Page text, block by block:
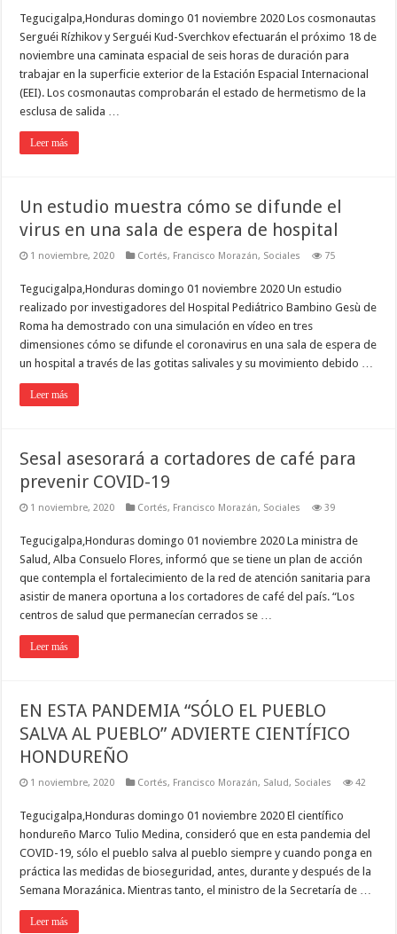
Tegucigalpa,Honduras domingo 01 noviembre 2020 Los cosmonautas
Serguéi Rízhikov y Serguéi Kud-Sverchkov efectuarán el próximo 18 de
noviembre una caminata espacial de seis horas de duración para
trabajar en la superficie exterior de la Estación Espacial Internacional
(EEI). Los cosmonautas comprobarán el estado de hermetismo de la
esclusa de salida …
Leer más
Un estudio muestra cómo se difunde el
virus en una sala de espera de hospital
1 noviembre, 2020 Cortés, Francisco Morazán, Sociales 75
Tegucigalpa,Honduras domingo 01 noviembre 2020 Un estudio
realizado por investigadores del Hospital Pediátrico Bambino Gesù de
Roma ha demostrado con una simulación en vídeo en tres
dimensiones cómo se difunde el coronavirus en una sala de espera de
un hospital a través de las gotitas salivales y su movimiento debido …
Leer más
Sesal asesorará a cortadores de café para
prevenir COVID-19
1 noviembre, 2020 Cortés, Francisco Morazán, Sociales 39
Tegucigalpa,Honduras domingo 01 noviembre 2020 La ministra de
Salud, Alba Consuelo Flores, informó que se tiene un plan de acción
que contempla el fortalecimiento de la red de atención sanitaria para
asistir de manera oportuna a los cortadores de café del país. “Los
centros de salud que permanecían cerrados se …
Leer más
EN ESTA PANDEMIA “SÓLO EL PUEBLO
SALVA AL PUEBLO” ADVIERTE CIENTÍFICO
HONDUREÑO
1 noviembre, 2020 Cortés, Francisco Morazán, Salud, Sociales 42
Tegucigalpa,Honduras domingo 01 noviembre 2020 El científico
hondureño Marco Tulio Medina, consideró que en esta pandemia del
COVID-19, sólo el pueblo salva al pueblo siempre y cuando ponga en
práctica las medidas de bioseguridad, antes, durante y después de la
Semana Morazánica. Mientras tanto, el ministro de la Secretaría de …
Leer más